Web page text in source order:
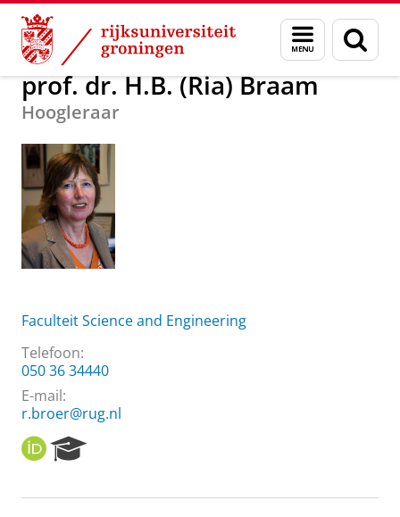
Skip
Content
Skip
Navigation
Menu
en
zoeken
Over ons prof. dr. H.B. (Ria) Braam
prof. dr. H.B. (Ria) Braam
Hoogleraar
Faculteit Science and Engineering
Telefoon:
050 36 34440
E-mail:
r.broer@rug.nl
O
R
I
e